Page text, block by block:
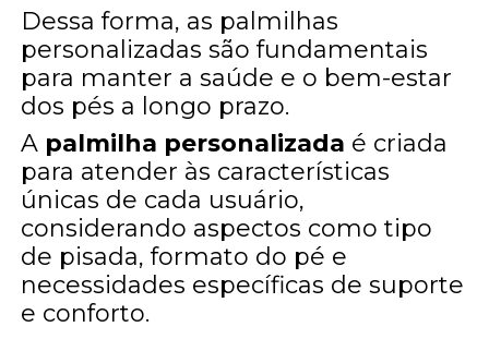
Dessa forma, as palmilhas
personalizadas são fundamentais
para manter a saúde e o bem-estar
dos pés a longo prazo.
A palmilha personalizada é criada
para atender às características
únicas de cada usuário,
considerando aspectos como tipo
de pisada, formato do pé e
necessidades específicas de suporte
e conforto.